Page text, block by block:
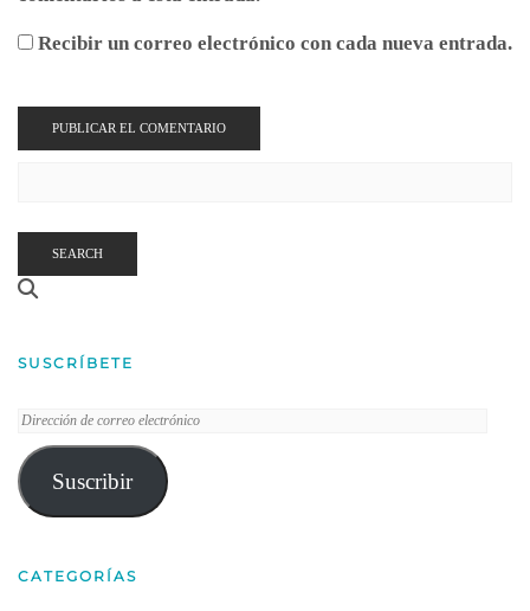
Recibir un correo electrónico con cada nueva entrada.
SEARCH
SUSCRÍBETE
Dirección
de
correo
electrónico
Suscribir
CATEGORÍAS